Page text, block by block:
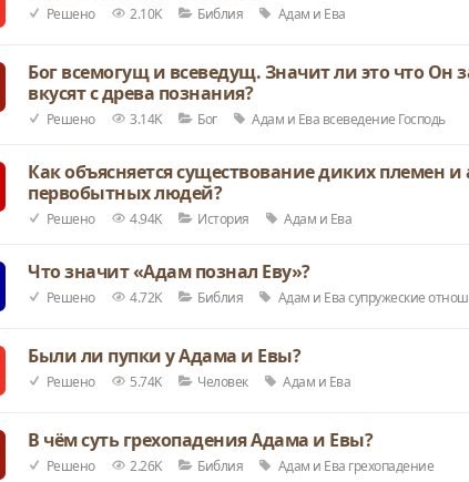
Решено 2.10K Библия Адам и Ева
Бог всемогущ и всеведущ. Значит ли это что Он
вкусят с древа познания?
Решено 3.14K Бог Адам и Ева всеведение Господь
Как объясняется существование диких племен и
первобытных людей?
Решено 4.94K История Адам и Ева
Что значит «Адам познал Еву»?
Решено 4.72K Библия Адам и Евасупружеские
Были ли пупки у Адама и Евы?
Решено 5.74K Человек Адам и Ева
В чём суть грехопадения Адама и Евы?
Решено 2.26K Библия Адам и Ева грехопадение